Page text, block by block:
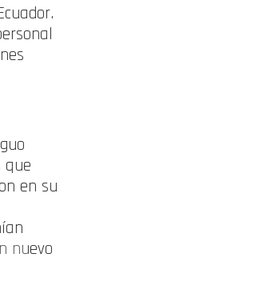
que
en su
nuevo